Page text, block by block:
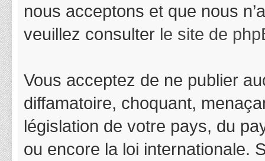
nous acceptons et que nous
veuillez consulter le site de
Vous acceptez de ne publier
diffamatoire, choquant,
législation de votre pays, du
ou encore la loi internationale.